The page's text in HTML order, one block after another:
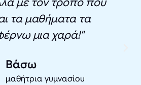
τα μαθήματα τα
μια χαρά!"
Βάσω
μαθήτρια γυμνασίου